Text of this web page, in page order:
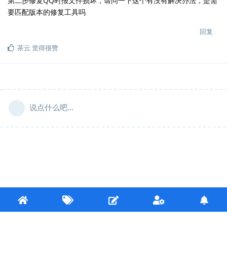
要匹配版本的修复工具吗
回复
茶云 觉得很赞
说点什么吧...